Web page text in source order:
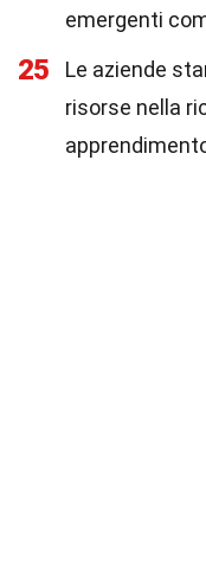
emergenti
25
Le aziende
risorse nella